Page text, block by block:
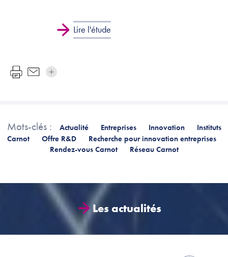
Lire l'étude
Mots-clés : Actualité Entreprises Innovation
Instituts
Carnot
Offre R&D
Recherche pour innovation entreprises
Rendez-vous Carnot
Réseau Carnot
Les actualités